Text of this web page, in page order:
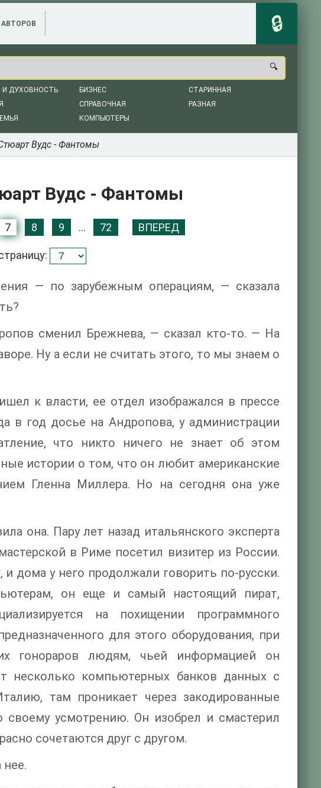
И ДУХОВНОСТЬ
БИЗНЕС
СПРАВОЧНАЯ
КОМПЬЮТЕРЫ
СТАРИННАЯ
РАЗНАЯ
Вудс - Фантомы
Вудс - Фантомы
7 8 9 ... 72 ВПЕРЕД
— по зарубежным операциям, — сказала
сменил Брежнева, — сказал кто-то. — На
Ну а если не считать этого, то мы знаем о
к власти, ее отдел изображался в прессе
в год досье на Андропова, у администрации
что никто ничего не знает об этом
истории о том, что он любит американские
Гленна Миллера. Но на сегодня она уже
она. Пару лет назад итальянского эксперта
в Риме посетил визитер из России.
дома у него продолжали говорить по-русски.
он еще и самый настоящий пират,
на похищении программного
для этого оборудования, при
гонораров людям, чьей информацией он
несколько компьютерных банков данных с
там проникает через закодированные
усмотрению. Он изобрел и смастерил
сочетаются друг с другом.